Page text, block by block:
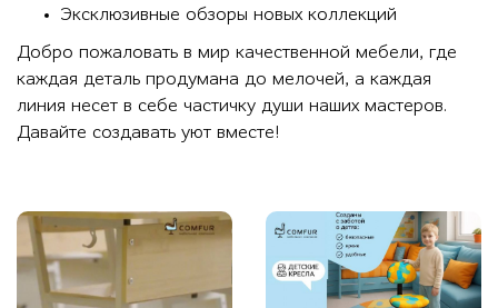
Эксклюзивные обзоры новых коллекций
Добро пожаловать в мир качественной мебели, где
каждая деталь продумана до мелочей, а каждая
линия несет в себе частичку души наших мастеров.
Давайте создавать уют вместе!